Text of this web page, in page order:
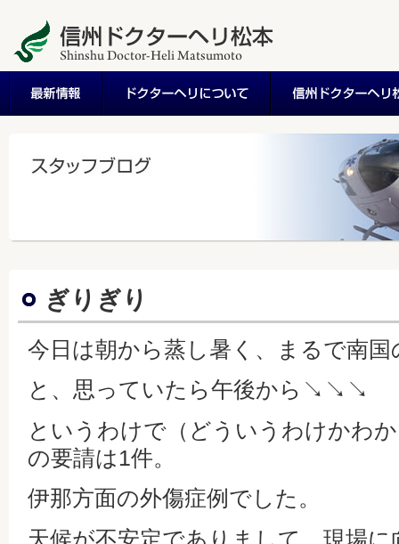
ぎりぎり
今日は朝から蒸し暑く、まるで南
と、思っていたら午後から↘↘↘
というわけで（どういうわけかわ
の要請は1件。
伊那方面の外傷症例でした。
天候が不安定でありまして、現場